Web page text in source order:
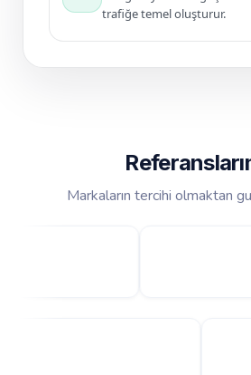
trafiğe temel oluşturur.
Markaların tercihi olmaktan